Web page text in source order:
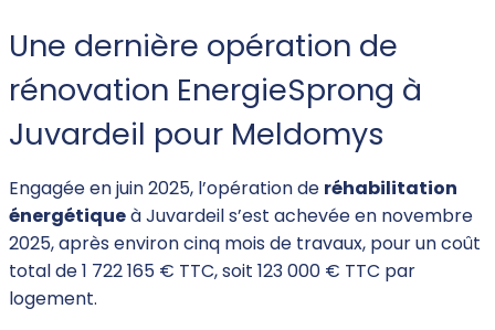
Une dernière opération de
rénovation EnergieSprong à
Juvardeil pour Meldomys
Engagée en juin 2025, l’opération de réhabilitation
énergétiqueà Juvardeil s’est achevée en novembre
2025, après environ cinq mois de travaux, pour un coût
total de 1 722 165 € TTC, soit 123 000 € TTC par
logement.